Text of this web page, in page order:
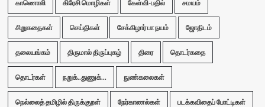
காணொலி கிரேசி மொழிகள் கேள்வி-பதில் சமயம்
சிறுகதைகள் செய்திகள் சேக்கிழார் பா நயம் ஜோதிடம்
தலையங்கம் திருமால் திருப்புகழ் திரை தொடர்கதை
தொடர்கள் நறுக்..துணுக்... நுண்கலைகள்
நெல்லைத் தமிழில் திருக்குறள் நேர்காணல்கள் படக்கவிதைப் போட்டிகள்